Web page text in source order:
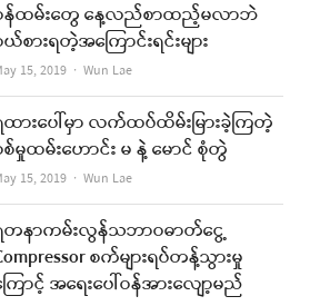
န်ထမ်းတွေ နေ့လည်စာထည့်မလာဘဲ
စားရတဲ့အကြောင်းရင်းများ
15, 2019 Author
Wun Lae
ားပေါ်မှာ လက်ထပ်ထိမ်းမြားခဲ့ကြတဲ့
မှုထမ်းဟောင်း မ နဲ့ မောင် စုံတွဲ
15, 2019 Author
Wun Lae
တနာကမ်းလွန်သဘာဝဓာတ်ငွေ့
စက်များရပ်တန့်သွားမှု
ောင့် အရေးပေါ်ဝန်အားလျော့မည်